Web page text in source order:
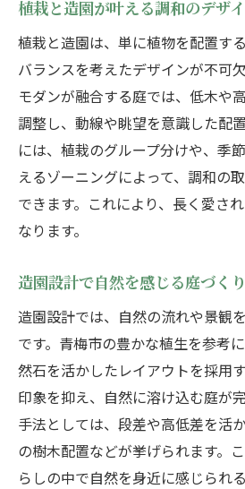
植栽と造園が叶える調和のデザ
植栽と造園は、単に植物を配置す
バランスを考えたデザインが不可
モダンが融合する庭では、低木や
調整し、動線や眺望を意識した配
には、植栽のグループ分けや、季
えるゾーニングによって、調和の
できます。これにより、長く愛さ
なります。
造園設計で自然を感じる庭づくり
造園設計では、自然の流れや景観
です。青梅市の豊かな植生を参考
然石を活かしたレイアウトを採用
印象を抑え、自然に溶け込む庭が
手法としては、段差や高低差を活
の樹木配置などが挙げられます。
らしの中で自然を身近に感じられ